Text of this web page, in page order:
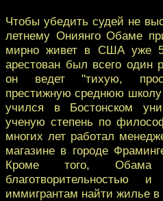
Чтобы убедить судей не
летнему Ониянго Обаме
мирно живет в США уже
арестован был всего
он ведет "тихую,
престижную среднюю
учился в Бостонском
ученую степень по
многих лет работал
магазине в городе
Кроме того, Обама
благотворительностью
иммигрантам найти жилье